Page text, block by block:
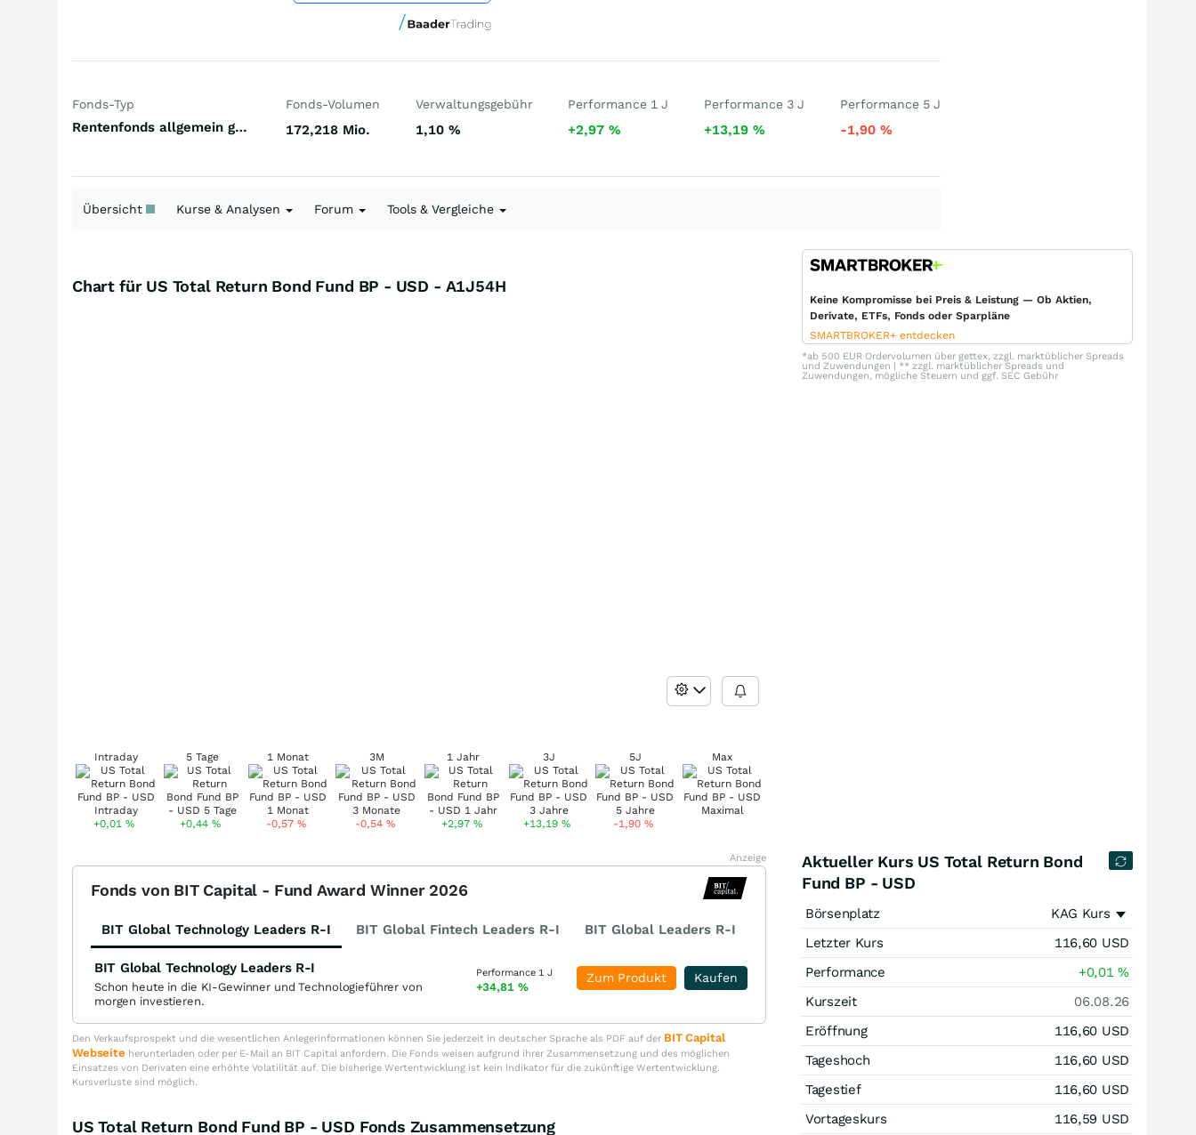
Fonds-Typ
Rentenfonds allgemein gemischte Laufzeiten USA US-Dollar
Fonds-Volumen
172,218 Mio.
Verwaltungsgebühr
1,10 %
Performance 1 J
+2,97%
Performance 3 J
+13,19%
Performance 5 J
-1,90 %
Übersicht Kurse & Analysen Forum Tools & Vergleiche
Chart für US Total Return Bond Fund BP - USD - A1J54H
Intraday
+0,01%
5 Tage
+0,44%
1 Monat
-0,57%
3M
-0,54 %
1 Jahr
+2,97 %
3J
+13,19%
5J
-1,90%
Max
Keine Kompromisse bei Preis & Leistung — Ob Aktien,
Derivate, ETFs, Fonds oder Sparpläne
SMARTBROKER+ entdecken
*ab 500 EUR Ordervolumen über gettex, zzgl. marktüblicher Spreads
und Zuwendungen | ** zzgl. marktüblicher Spreads und
Zuwendungen, mögliche Steuern und ggf. SEC Gebühr
Anzeige
Fonds von BIT Capital - Fund Award Winner 2026
BIT Global Technology Leaders R-I BIT Global Fintech Leaders R-I BIT Global Leaders R-I
BIT Global Technology Leaders R-I
Schon heute in die KI-Gewinner und Technologieführer von
morgen investieren.
Performance 1 J
+34,81 %
Kaufen
Zum Produkt
Den Verkaufsprospekt und die wesentlichen Anlegerinformationen können Sie jederzeit in deutscher Sprache als PDF auf der BIT Capital
Webseite herunterladen oder per E-Mail an BIT Capital anfordern. Die Fonds weisen aufgrund ihrer Zusammensetzung und des möglichen
Einsatzes von Derivaten eine erhöhte Volatilität auf. Die bisherige Wertentwicklung ist kein Indikator für die zukünftige Wertentwicklung.
Kursverluste sind möglich.
US Total Return Bond Fund BP - USD Fonds Zusammensetzung
Aktueller Kurs US Total Return Bond
Fund BP - USD
Börsenplatz
KAG Kurs
Letzter Kurs
116,60 USD
Performance
+0,01%
Kurszeit
06.08.26
Eröffnung
116,60 USD
Tageshoch
116,60 USD
Tagestief
116,60 USD
Vortageskurs
116,59 USD